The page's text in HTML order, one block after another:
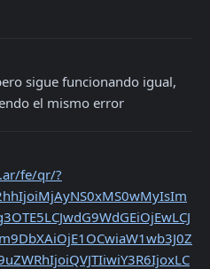
sigue funcionando igual,
el mismo error
fe/qr/?